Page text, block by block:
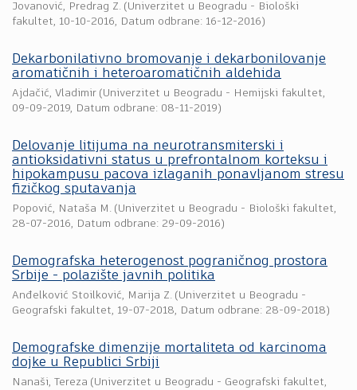
Jovanović, Predrag Z. (Univerzitet u Beogradu - Biološki
fakultet, 10-10-2016, Datum odbrane: 16-12-2016)
Dekarbonilativno bromovanje i dekarbonilovanje
aromatičnih i heteroaromatičnih aldehida
Ajdačić, Vladimir (Univerzitet u Beogradu - Hemijski fakultet,
09-09-2019, Datum odbrane: 08-11-2019)
Delovanje litijuma na neurotransmiterski i
antioksidativni status u prefrontalnom korteksu i
hipokampusu pacova izlaganih ponavljanom stresu
fizičkog sputavanja
Popović, Nataša M. (Univerzitet u Beogradu - Biološki fakultet,
28-07-2016, Datum odbrane: 29-09-2016)
Demografska heterogenost pograničnog prostora
Srbije - polazište javnih politika
Anđelković Stoilković, Marija Z. (Univerzitet u Beogradu -
Geografski fakultet, 19-07-2018, Datum odbrane: 28-09-2018)
Demografske dimenzije mortaliteta od karcinoma
dojke u Republici Srbiji
Nanaši, Tereza (Univerzitet u Beogradu - Geografski fakultet,